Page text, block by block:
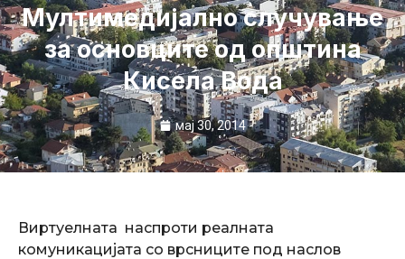
Мултимедијално случување
за основците од општина
Кисела Вода
мај 30, 2014
Виртуелната наспроти реалната
комуникацијата со врсниците под наслов